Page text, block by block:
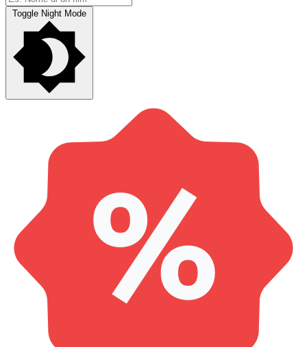
Toggle Night Mode